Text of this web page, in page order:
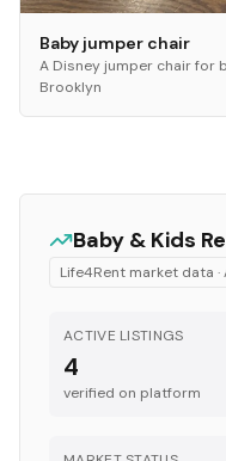
Baby jumper chair
A Disney jumper chair for
Brooklyn
Baby & Kids
Life4Rent market data ·
ACTIVE LISTINGS
4
verified on platform